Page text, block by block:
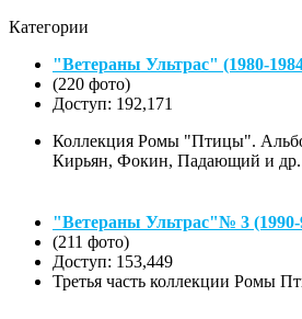
Категории
"Ветераны Ультрас" (1980-
(220 фото)
Доступ: 192,171
Коллекция Ромы "Птицы".
Кирьян, Фокин, Падающий и др.
"Ветераны Ультрас"№ 3 (1990-
(211 фото)
Доступ: 153,449
Третья часть коллекции Ромы